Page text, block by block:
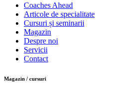
Coaches Ahead
Articole de specialitate
Cursuri și seminarii
Magazin
Despre noi
Servicii
Contact
Magazin / cursuri